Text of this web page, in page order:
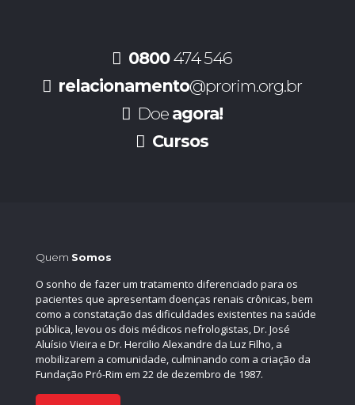
0800474 546
relacionamento@prorim.org.br
Doe agora!
Cursos
Quem Somos
O sonho de fazer um tratamento diferenciado para os
pacientes que apresentam doenças renais crônicas, bem
como a constatação das dificuldades existentes na saúde
pública, levou os dois médicos nefrologistas, Dr. José
Aluísio Vieira e Dr. Hercilio Alexandre da Luz Filho, a
mobilizarem a comunidade, culminando com a criação da
Fundação Pró-Rim em 22 de dezembro de 1987.